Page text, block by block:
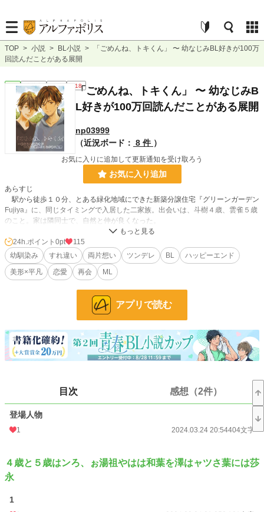
TOP > 小説 > BL小説 >
「ごめんね、トキくん」 〜 幼なじみBL好きが100万
回読んだことがある展開
BL 連載中 長編 R18
「ごめんね、トキくん」 〜 幼なじみB
L好きが100万回読んだことがある展開
np03999
（近況ボード： 8 件 ）
お気に入りに追加して更新通知を受け取ろう
お気に入り追加
あらすじ
駅から徒歩１０分、とある緑化地域にできた新築分譲住宅『グリーンガーデン
Fujiya』に、同じタイミングで入居した二家族。出会いは、斗樹４歳、雲雀５歳
のこと。家は隣同士で、自然と仲が良くなった。
斗樹は、天使のようにかわいい雲雀に一目惚れするが、雲雀が男だとわかって
スピード失恋。
二人は家族ぐるみで仲良くなり、親友として関係を作っていき、斗樹は、成長
とともにやっぱり男でも雲雀のことが好きだと思うようになる。
ドと日本の遠距離交流を続けるが、段々と疎遠になっていく。
そして５年後、日本に戻ってきた雲雀と再会するが、雲雀は斗樹に素っ気なく
という、ヒバリ×トキの、幼なじみBLです。どこかで読んだなーこれ、みたいな
伝統芸です。
※なにかいいタイトルが浮かんだら差し替えます。
よろしくおねがいします。
小説
BL
24h.ポイント 0pt
115
幼馴染み
すれ違い 両片想い ツンデレ BL
ハッピーエンド
美形×平凡
恋愛 再会 ML
アプリで読む
目次 感想（2件）
登場人物
1 2024.03.24 20:54404文字
４歳と５歳はンろ、ぉ湯祖やはは和葉を澤はャツさ葉には莎
永
1